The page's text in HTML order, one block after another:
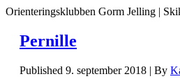
Orienteringsklubben Gorm Jelling |
Pernille
Published 9. september 2018 | By